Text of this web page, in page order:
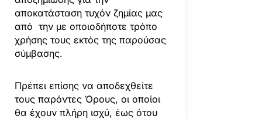
αποκατάσταση τυχόν ζημίας μας
από την με οποιοδήποτε τρόπο
χρήσης τους εκτός της παρούσας
σύμβασης.
Πρέπει επίσης να αποδεχθείτε
τους παρόντες Όρους, οι οποίοι
θα έχουν πλήρη ισχύ, έως ότου